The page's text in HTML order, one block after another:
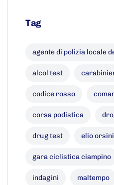
Tag
agente di polizia locale
alcol test
codice rosso
corsa podistica
drug test elio orsini
gara ciclistica ciampino
indagini maltempo